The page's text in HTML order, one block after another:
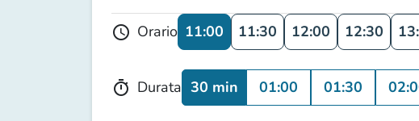
schedule Orario 11:00 11:30 12:00 12:30
timer Durata 30 min 01:00 01:30